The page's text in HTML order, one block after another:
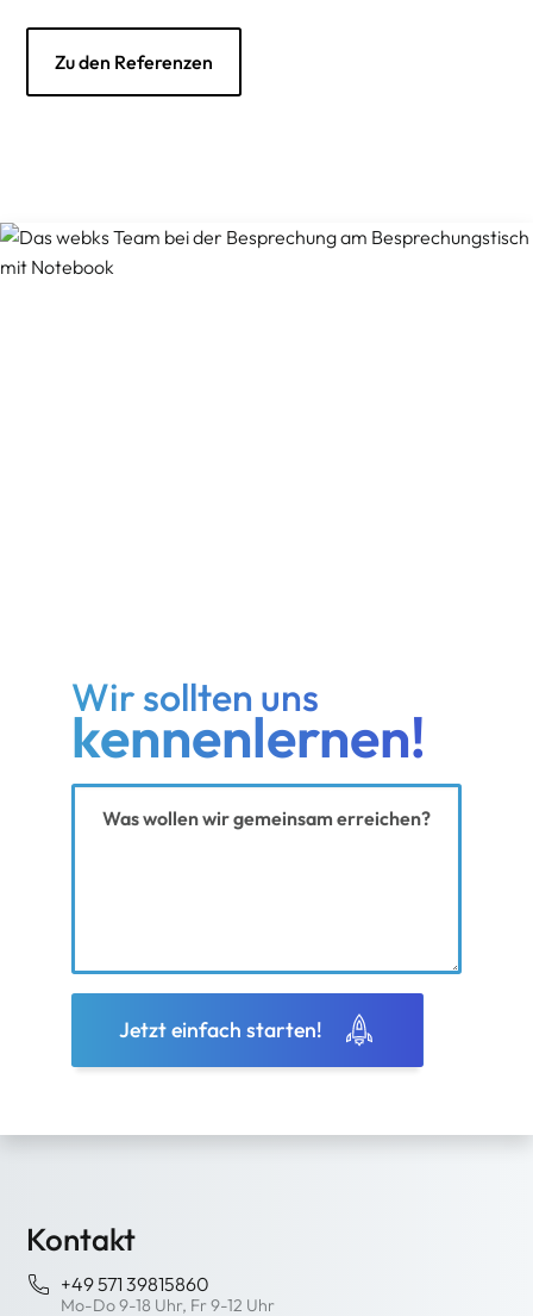
Zu den Referenzen
Wir sollten uns
kennenlernen!
Jetzt einfach starten!
Kontakt
+49 571 39815860
Mo-Do 9-18 Uhr, Fr 9-12 Uhr